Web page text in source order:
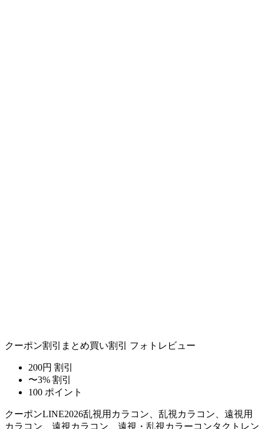
クーポン割引 まとめ買い割引 フォトレビュー
200円 割引
〜3% 割引
100 ポイント
クーポンLINE2026乱視用カラコン、乱視カラコン、遠視用
カラコン、遠視カラコン、遠視・乱視カラーコンタクトレン